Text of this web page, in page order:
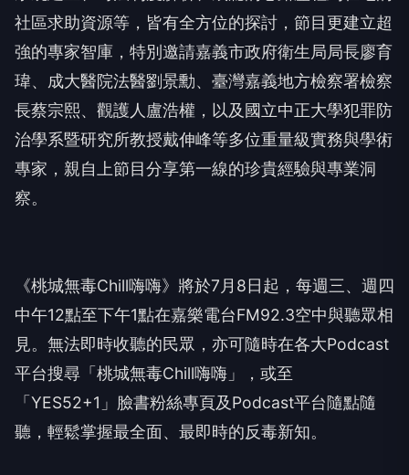
社區求助資源等，皆有全方位的探討，節目更建立超
強的專家智庫，特別邀請嘉義市政府衛生局局長廖育
瑋、成大醫院法醫劉景勳、臺灣嘉義地方檢察署檢察
長蔡宗熙、觀護人盧浩權，以及國立中正大學犯罪防
治學系暨研究所教授戴伸峰等多位重量級實務與學術
專家，親自上節目分享第一線的珍貴經驗與專業洞
察。
《桃城無毒Chill嗨嗨》將於7月8日起，每週三、週四
中午12點至下午1點在嘉樂電台FM92.3空中與聽眾相
見。無法即時收聽的民眾，亦可隨時在各大Podcast
平台搜尋「桃城無毒Chill嗨嗨」，或至
「YES52+1」臉書粉絲專頁及Podcast平台隨點隨
聽，輕鬆掌握最全面、最即時的反毒新知。